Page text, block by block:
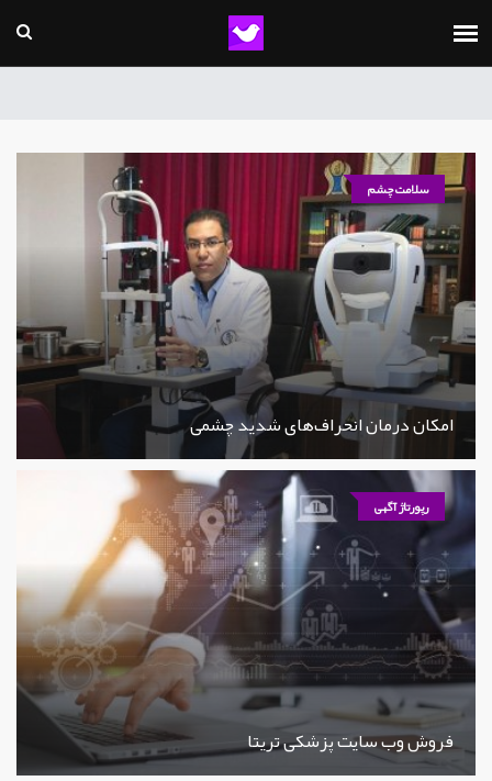
سلامت چشم
امکان درمان انحراف‌های شدید چشمی
رپورتاژ آگهی
فروش وب سایت پزشکی تریتا